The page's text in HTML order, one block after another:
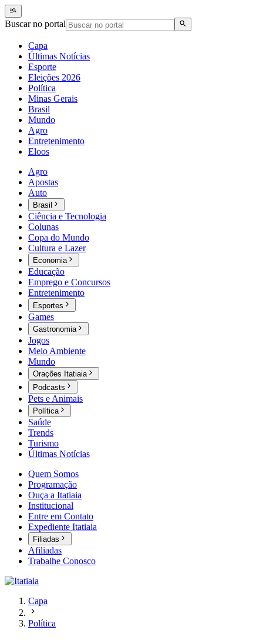
Buscar no portal
Capa
Últimas Notícias
Esporte
Eleições 2026
Política
Minas Gerais
Brasil
Mundo
Agro
Entretenimento
Eloos
Agro
Apostas
Auto
Brasil
Ciência e Tecnologia
Colunas
Copa do Mundo
Cultura e Lazer
Economia
Educação
Emprego e Concursos
Entretenimento
Esportes
Games
Gastronomia
Jogos
Meio Ambiente
Mundo
Orações Itatiaia
Podcasts
Pets e Animais
Política
Saúde
Trends
Turismo
Últimas Notícias
Quem Somos
Programação
Ouça a Itatiaia
Institucional
Entre em Contato
Expediente Itatiaia
Filiadas
Afiliadas
Trabalhe Conosco
Capa
Política